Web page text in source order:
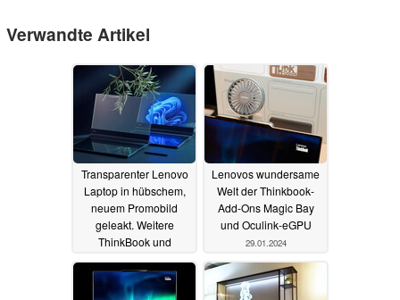
Verwandte Artikel
Transparenter Lenovo
Laptop in hübschem,
neuem Promobild
geleakt. Weitere
ThinkBook und
ThinkPad-Neuheiten
am MWC 15.02.2024
Lenovos wundersame
Welt der Thinkbook-
Add-Ons Magic Bay
und Oculink-eGPU
29.01.2024